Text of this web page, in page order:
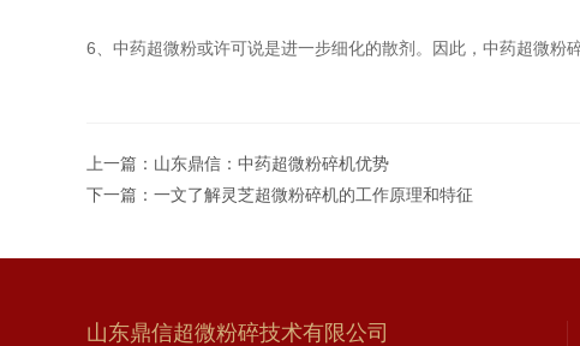
6、中药超微粉或许可说是进一步细化的散剂。因此，中药超微粉
上一篇： 山东鼎信：中药超微粉碎机优势
下一篇： 一文了解灵芝超微粉碎机的工作原理和特征
山东鼎信超微粉碎技术有限公司